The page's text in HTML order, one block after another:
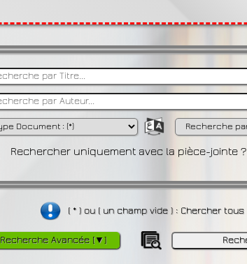
Rechercher uniquement avec la pièce-jointe ?
( * ) ou ( un champ vide ) : Chercher tous
Recherche Avancée [▼]